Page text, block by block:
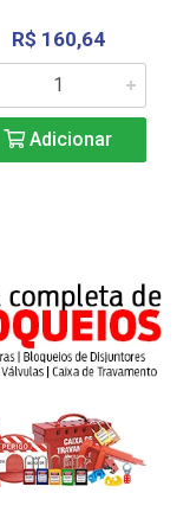
R$ 160,64
Adicionar